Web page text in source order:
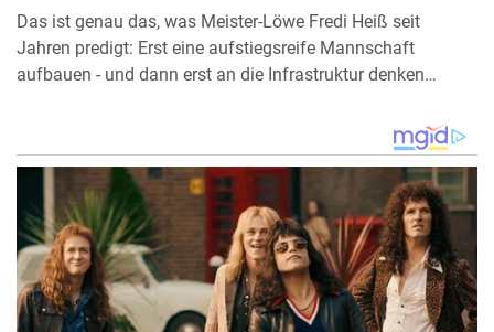
Das ist genau das, was Meister-Löwe Fredi Heiß seit
Jahren predigt: Erst eine aufstiegsreife Mannschaft
aufbauen - und dann erst an die Infrastruktur denken…